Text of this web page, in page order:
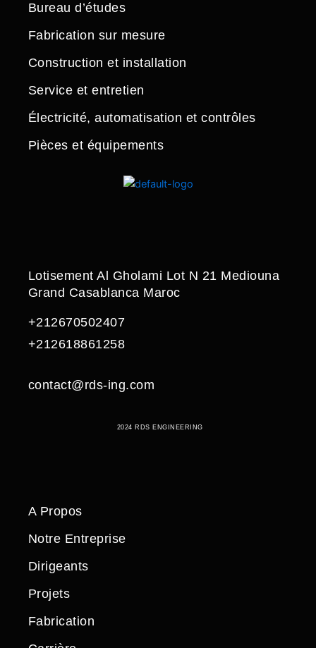
Bureau d’études
Fabrication sur mesure
Construction et installation
Service et entretien
Électricité, automatisation et contrôles
Pièces et équipements
Lotisement Al Gholami Lot N 21 Mediouna
Grand Casablanca Maroc
+212670502407
+212618861258
contact@rds-ing.com
2024 RDS ENGINEERING
A Propos
Notre Entreprise
Dirigeants
Projets
Fabrication